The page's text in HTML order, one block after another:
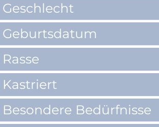
Geschlecht
Geburtsdatum
Rasse
Kastriert
Besondere Bedürfnisse